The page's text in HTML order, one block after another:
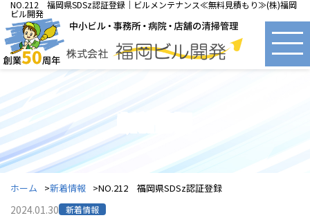
NO.212 福岡県SDSz認証登録｜ビルメンテナンス≪無料見積もり≫(株)福岡
ビル開発
新着情報
ホーム 新着情報 NO.212 福岡県SDSz認証登録
2024.01.30 新着情報